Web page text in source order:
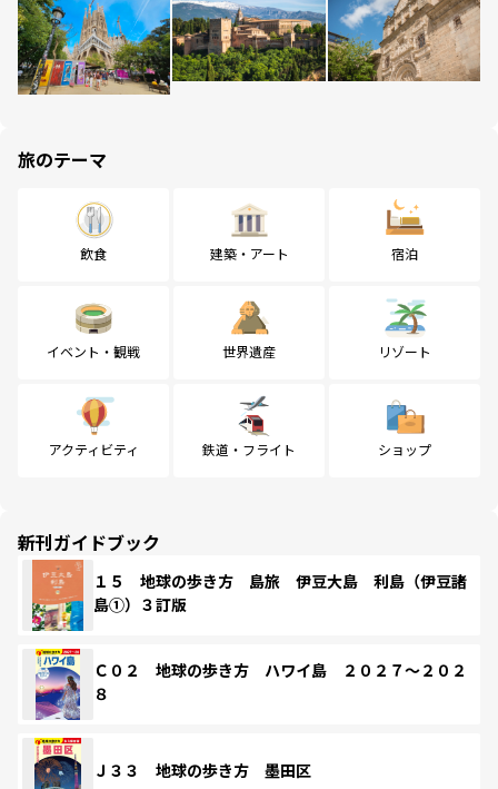
旅のテーマ
飲食 建築・アート 宿泊
イベント・観戦 世界遺産 リゾート
アクティビティ 鉄道・フライト ショップ
新刊ガイドブック
１５ 地球の歩き方 島旅 伊豆大島 利島（伊豆諸
島①）３訂版
Ｃ０２ 地球の歩き方 ハワイ島 ２０２７～２０２
８
Ｊ３３ 地球の歩き方 墨田区